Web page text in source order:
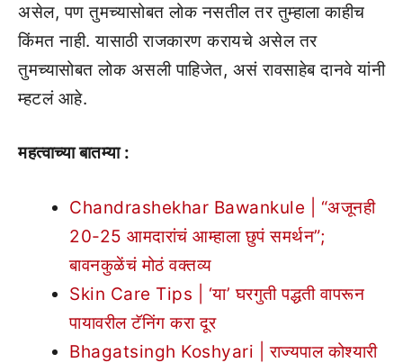
असेल, पण तुमच्यासोबत लोक नसतील तर तुम्हाला काहीच
किंमत नाही. यासाठी राजकारण करायचे असेल तर
तुमच्यासोबत लोक असली पाहिजेत, असं रावसाहेब दानवे यांनी
म्हटलं आहे.
महत्वाच्या बातम्या :
Chandrashekhar Bawankule | “अजूनही
20-25 आमदारांचं आम्हाला छुपं समर्थन”;
बावनकुळेंचं मोठं वक्तव्य
Skin Care Tips | ‘या’ घरगुती पद्धती वापरून
पायावरील टॅनिंग करा दूर
Bhagatsingh Koshyari | राज्यपाल कोश्यारी